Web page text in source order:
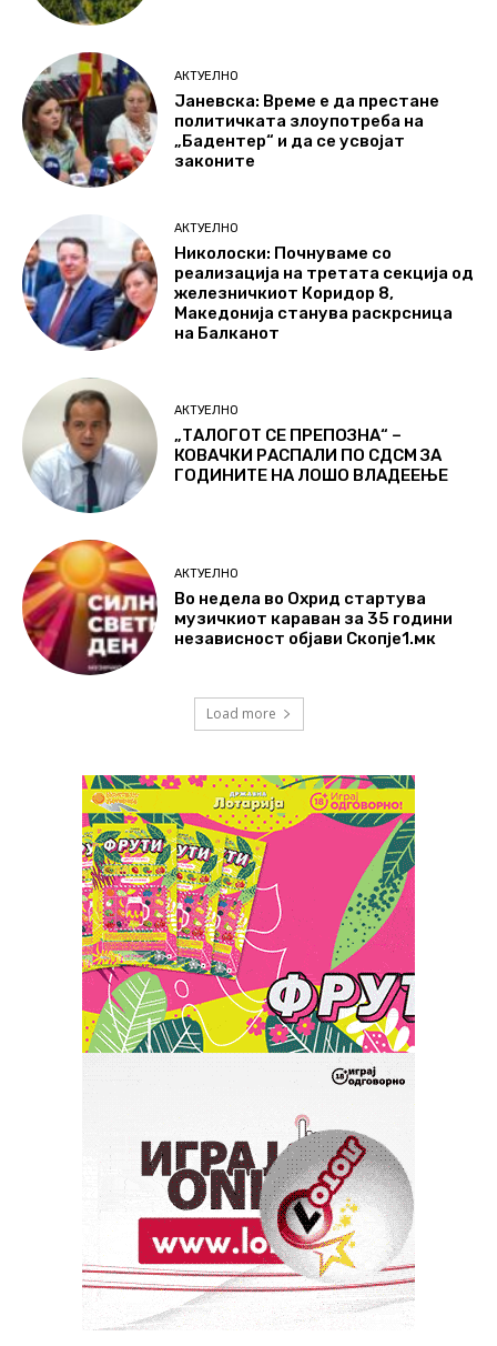
АКТУЕЛНО
Јаневска: Време е да престане
политичката злоупотреба на
„Бадентер“ и да се усвојат
законите
АКТУЕЛНО
Николоски: Почнуваме со
реализација на третата секција од
железничкиот Коридор 8,
Македонија станува раскрсница
на Балканот
АКТУЕЛНО
„ТАЛОГОТ СЕ ПРЕПОЗНА“ –
КОВАЧКИ РАСПАЛИ ПО СДСМ ЗА
ГОДИНИТЕ НА ЛОШО ВЛАДЕЕЊЕ
АКТУЕЛНО
Во недела во Охрид стартува
музичкиот караван за 35 години
независност објави Скопје1.мк
Load more